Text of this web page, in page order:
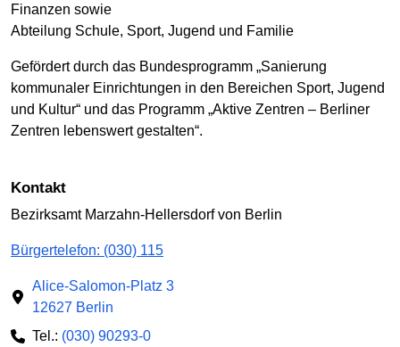
Finanzen sowie
Abteilung Schule, Sport, Jugend und Familie
Gefördert durch das Bundesprogramm „Sanierung
kommunaler Einrichtungen in den Bereichen Sport, Jugend
und Kultur“ und das Programm „Aktive Zentren – Berliner
Zentren lebenswert gestalten“.
Kontakt
Bezirksamt Marzahn-Hellersdorf von Berlin
Bürgertelefon: (030) 115
Alice-Salomon-Platz 3
12627 Berlin
Tel.: (030) 90293-0